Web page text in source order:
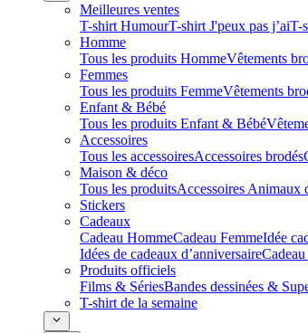
Meilleures ventes
T-shirt HumourT-shirt J'peux pas j’aiT-
Homme
Tous les produits HommeVêtements
Femmes
Tous les produits FemmeVêtements
Enfant & Bébé
Tous les produits Enfant & Bébé
Accessoires
Tous les accessoiresAccessoires brodés
Maison & déco
Tous les produitsAccessoires Animaux
Stickers
Cadeaux
Cadeau HommeCadeau FemmeIdée
Idées de cadeaux d’anniversaire
Produits officiels
Films & SériesBandes dessinées &
T-shirt de la semaine